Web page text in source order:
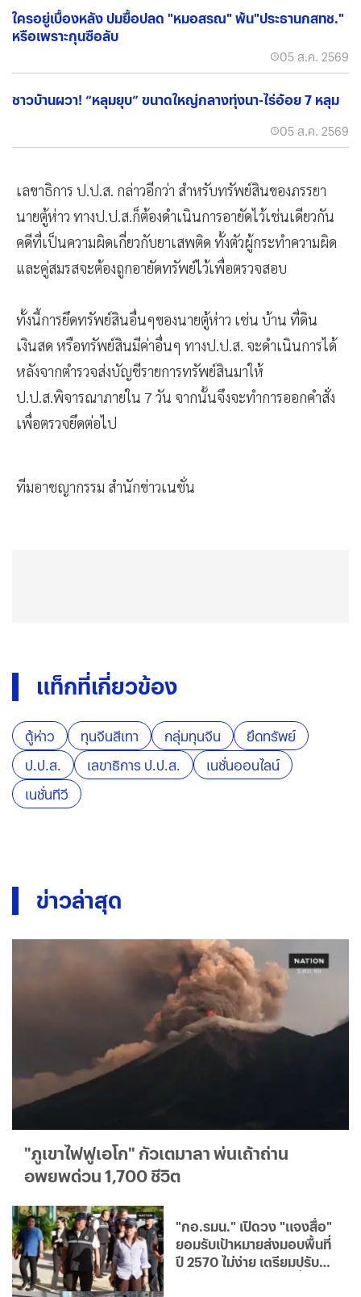
ใครอยู่เบื้องหลัง ปมยื้อปลด "หมอสรณ" พ้น"ประธานกสทช."
หรือเพราะกุนซือลับ
05 ส.ค. 2569
ชาวบ้านผวา! “หลุมยุบ” ขนาดใหญ่กลางทุ่งนา-ไร่อ้อย 7 หลุม
05 ส.ค. 2569
เลขาธิการ ป.ป.ส. กล่าวอีกว่า สำหรับทรัพย์สินของภรรยา
นายตู้ห่าว ทางป.ป.ส.ก็ต้องดำเนินการอายัดไว้เช่นเดียวกัน
คดีที่เป็นความผิดเกี่ยวกับยาเสพติด ทั้งตัวผู้กระทำความผิด
และคู่สมรสจะต้องถูกอายัดทรัพย์ไว้เพื่อตรวจสอบ
ทั้งนี้การยึดทรัพย์สินอื่นๆของนายตู้ห่าว เช่น บ้าน ที่ดิน
เงินสด หรือทรัพย์สินมีค่าอื่นๆ ทางป.ป.ส. จะดำเนินการได้
หลังจากตำรวจส่งบัญชีรายการทรัพย์สินมาให้
ป.ป.ส.พิจารณาภายใน 7 วัน จากนั้นจึงจะทำการออกคำสั่ง
เพื่อตรวจยึดต่อไป
ทีมอาชญากรรม สำนักข่าวเนชั่น
แท็กที่เกี่ยวข้อง
ตู้ห่าว ทุนจีนสีเทา กลุ่มทุนจีน
ยึดทรัพย์
ป.ป.ส.
เลขาธิการ ป.ป.ส.
เนชั่นออนไลน์
เนชั่นทีวี
ข่าวล่าสุด
"ภูเขาไฟฟูเอโก" กัวเตมาลา พ่นเถ้าถ่าน
อพยพด่วน 1,700 ชีวิต
"กอ.รมน." เปิดวง "แจงสื่อ"
ยอมรับเป้าหมายส่งมอบพื้นที่
ปี 2570 ไม่ง่าย เตรียมปรับ